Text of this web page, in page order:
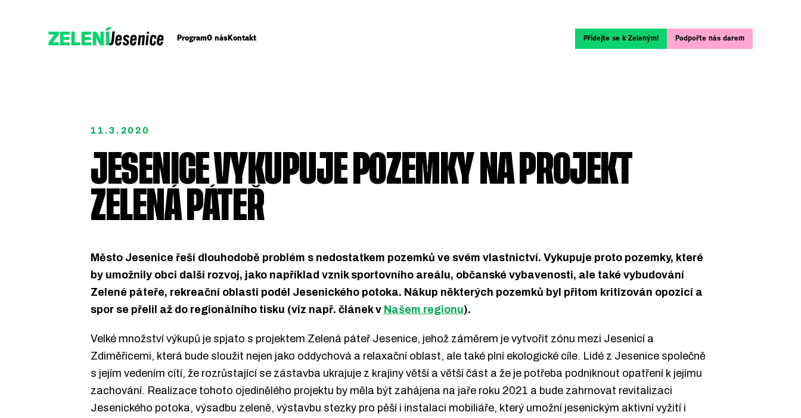
ZELENÍJesenice ProgramO násKontakt Přidejte se k Zeleným! Podpořte nás darem
Přidejte se k Zeleným!
Podpořte nás darem
11.3.2020
JESENICE VYKUPUJE POZEMKY NA PROJEKT
ZELENÁ PÁTEŘ
Město Jesenice řeší dlouhodobě problém s nedostatkem pozemků ve svém vlastnictví. Vykupuje proto pozemky, které
by umožnily obci další rozvoj, jako například vznik sportovního areálu, občanské vybavenosti, ale také vybudování
Zelené páteře, rekreační oblasti podél Jesenického potoka. Nákup některých pozemků byl přitom kritizován opozicí a
spor se přelil až do regionálního tisku (viz např. článek v Našem regionu).
Velké množství výkupů je spjato s projektem Zelená páteř Jesenice, jehož záměrem je vytvořit zónu mezi Jesenicí a
Zdiměřicemi, která bude sloužit nejen jako oddychová a relaxační oblast, ale také plní ekologické cíle. Lidé z Jesenice společně
s jejím vedením cítí, že rozrůstající se zástavba ukrajuje z krajiny větší a větší část a že je potřeba podniknout opatření k jejímu
zachování. Realizace tohoto ojedinělého projektu by měla být zahájena na jaře roku 2021 a bude zahrnovat revitalizaci
Jesenického potoka, výsadbu zeleně, výstavbu stezky pro pěší i instalaci mobiliáře, který umožní jesenickým aktivní vyžití i